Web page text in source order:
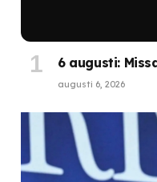
6 augusti:
augusti 6, 2026